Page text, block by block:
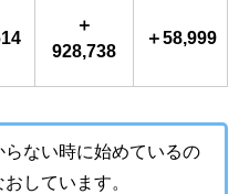
＋
928,738
＋58,999
ない時に始めているの
しています。